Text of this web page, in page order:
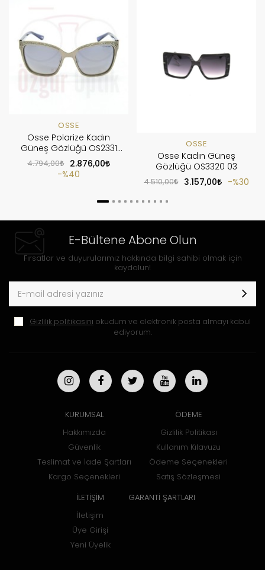
OSSE
Osse Polarize Kadın
Güneş Gözlüğü OS2331
C2
4.794,00
2.876,00
%40
OSSE
Osse Kadın Güneş
Gözlüğü OS3320 03
4.510,00 3.157,00 %30
E-Bültene Abone Olun
Fırsatlar ve duyurularımız hakkında bilgi sahibi olmak için
kaydolun!
Gizlilik politikasını okudum ve elektronik posta almayı kabul
ediyorum.
KURUMSAL
Hakkımızda
Güvenlik
Teslimat ve İade Şartları
Kargo Seçenekleri
ÖDEME
Gizlilik Politikası
Kullanım Kılavuzu
Ödeme Seçenekleri
Satış Sözleşmesi
İLETİŞİM
İletişim
Üye Girişi
Yeni Üyelik
GARANTİ ŞARTLARI